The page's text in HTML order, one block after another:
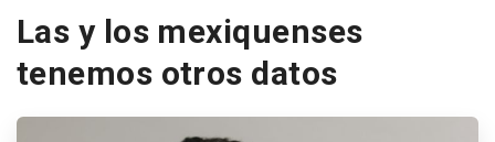
Las y los mexiquenses
tenemos otros datos